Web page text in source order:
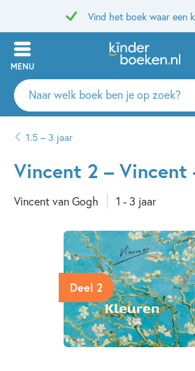
Vind het boek waar een
MENU
Zoeken
naar
auteurs
uitgevers
1.5 – 3 jaar
Vincent 2 – Vincent
Vincent van Gogh 1 - 3 jaar
Deel 2